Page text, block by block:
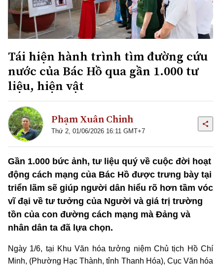
Tái hiện hành trình tìm đường cứu
nước của Bác Hồ qua gần 1.000 tư
liệu, hiện vật
Phạm Xuân Chinh
Thứ 2, 01/06/2026 16:11 GMT+7
Gần 1.000 bức ảnh, tư liệu quý về cuộc đời hoạt
động cách mạng của Bác Hồ được trưng bày tại
triển lãm sẽ giúp người dân hiểu rõ hơn tầm vóc
vĩ đại về tư tưởng của Người và giá trị trường
tồn của con đường cách mạng mà Đảng và
nhân dân ta đã lựa chọn.
Ngày 1/6, tại Khu Văn hóa tưởng niệm Chủ tịch Hồ Chí
Minh, (Phường Hạc Thành, tỉnh Thanh Hóa), Cục Văn hóa